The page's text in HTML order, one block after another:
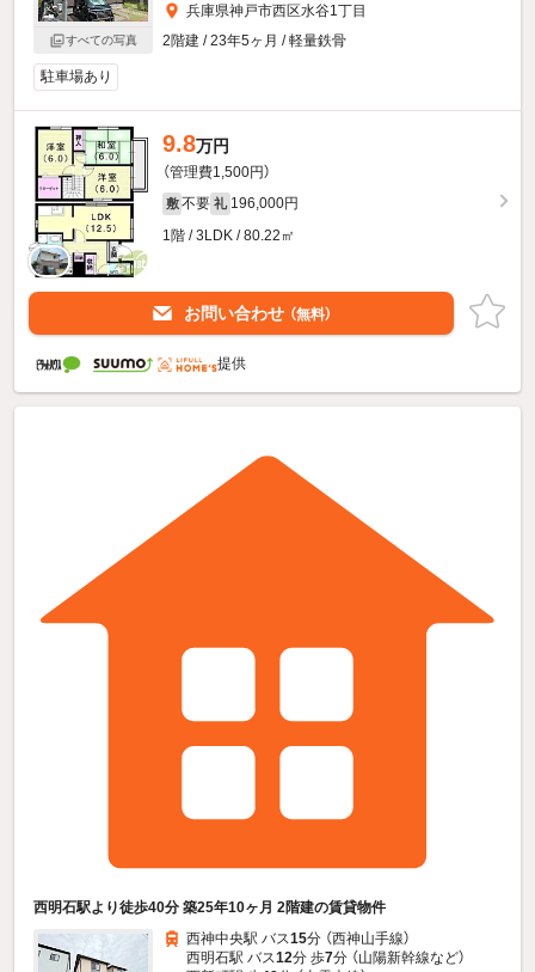
すべての写真
兵庫県神戸市西区水谷1丁目
2階建 / 23年5ヶ月 / 軽量鉄骨
駐車場あり
9.8万円
（管理費1,500円）
敷 不要 礼 196,000円
1階 / 3LDK / 80.22㎡
お問い合わせ （無料）
提供
西明石駅より徒歩40分 築25年10ヶ月 2階建の賃貸物件
西神中央駅 バス15分 （西神山手線）
西明石駅 バス12分 歩7分 （山陽新幹線など）